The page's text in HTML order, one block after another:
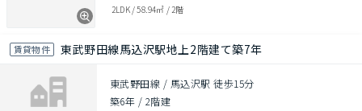
2LDK/58.94㎡ / 2階
賃貸物件 東武野田線馬込沢駅地上2階建て築7年
東武野田線 / 馬込沢駅 徒歩15分
築6年 / 2階建